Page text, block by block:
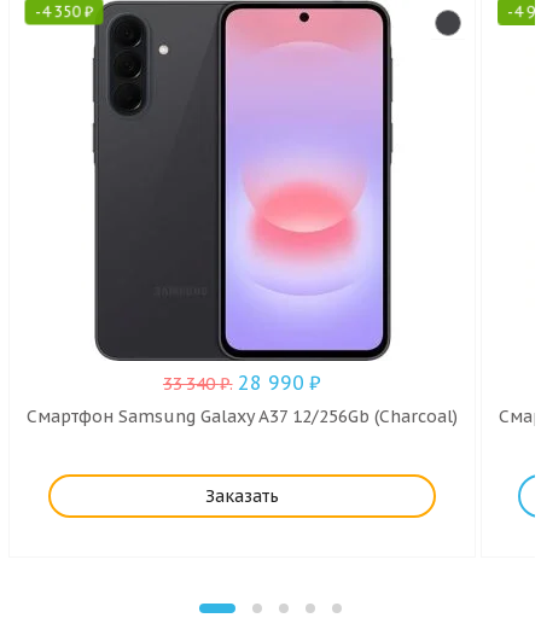
-4 350₽
33 340₽. 28 990₽
Смартфон Samsung Galaxy A37 12/256Gb (Charcoal)
Заказать
-4